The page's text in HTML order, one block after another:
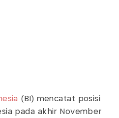
(BI) mencatat posisi
pada akhir November